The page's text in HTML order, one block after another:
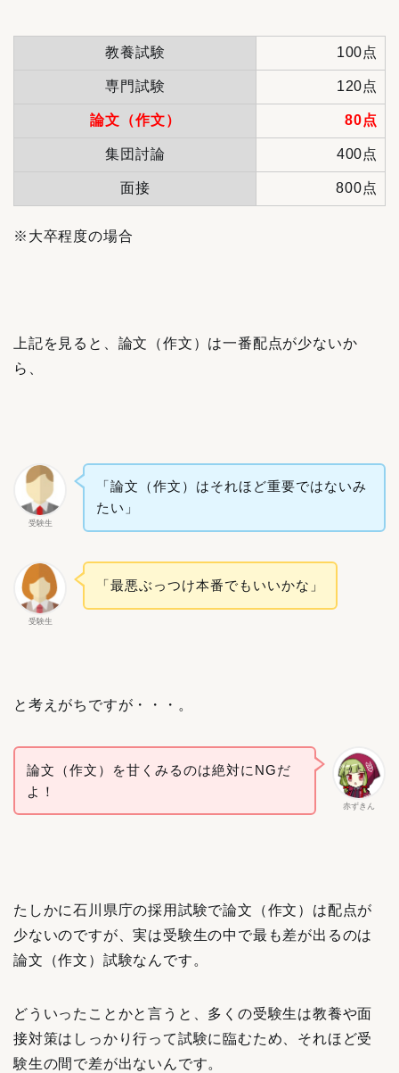
教養試験 100点
専門試験 120点
論文（作文） 80点
集団討論 400点
面接 800点
※大卒程度の場合
上記を見ると、論文（作文）は一番配点が少ないか
ら、
受験生
「論文（作文）はそれほど重要ではないみ
たい」
受験生
「最悪ぶっつけ本番でもいいかな」
と考えがちですが・・・。
赤ずきん
論文（作文）を甘くみるのは絶対にNGだ
よ！
たしかに石川県庁の採用試験で論文（作文）は配点が
少ないのですが、実は受験生の中で最も差が出るのは
論文（作文）試験なんです。
どういったことかと言うと、多くの受験生は教養や面
接対策はしっかり行って試験に臨むため、それほど受
験生の間で差が出ないんです。